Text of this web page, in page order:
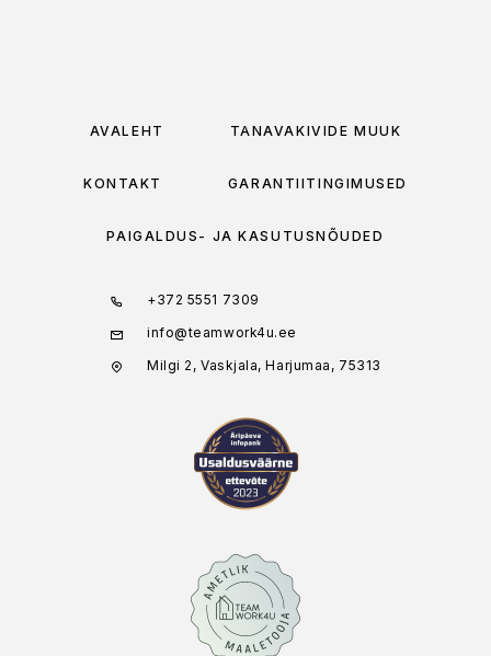
AVALEHT TÄNAVAKIVIDE MÜÜK
KONTAKT GARANTIITINGIMUSED
PAIGALDUS- JA KASUTUSNÕUDED
+372 5551 7309
info@teamwork4u.ee
Milgi 2, Vaskjala, Harjumaa, 75313